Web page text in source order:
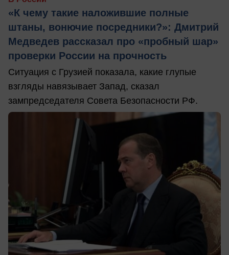
«К чему такие наложившие полные
штаны, вонючие посредники?»: Дмитрий
Медведев рассказал про «пробный шар»
проверки России на прочность
Ситуация с Грузией показала, какие глупые
взгляды навязывает Запад, сказал
зампредседателя Совета Безопасности РФ.